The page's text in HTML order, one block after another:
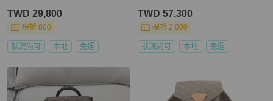
TWD 29,800
現折 800
狀況尚可 本地 免運
TWD 57,300
現折 2,000
狀況尚可 本地 免運